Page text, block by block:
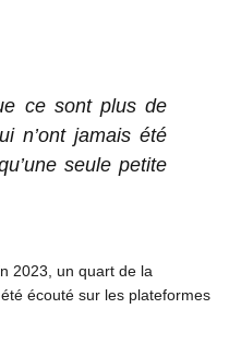
ce sont plus de
n’ont jamais été
seule petite
2023, un quart de la
écouté sur les plateformes